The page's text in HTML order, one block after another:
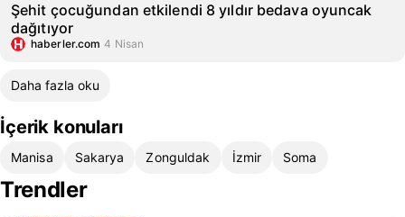
Şehit çocuğundan etkilendi 8 yıldır bedava oyuncak
dağıtıyor
haberler.com 4 Nisan
Daha fazla oku
İçerik konuları
Manisa Sakarya Zonguldak İzmir Soma
Trendler